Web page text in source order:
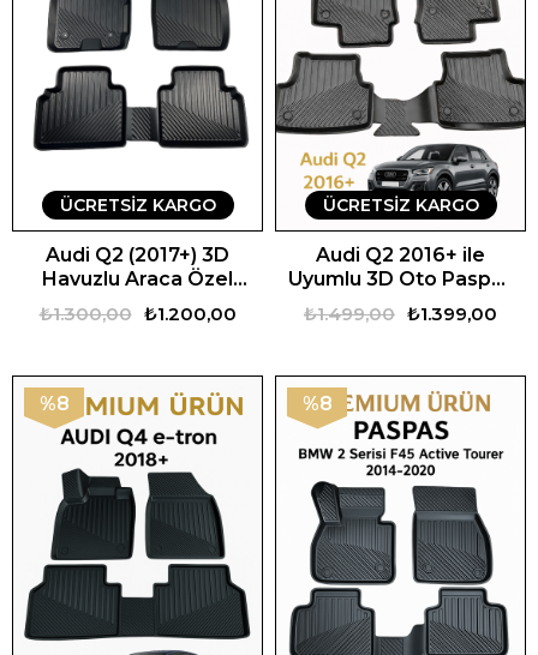
Audi Q2 (2017+) 3D
Havuzlu Araca Özel
Oto Paspas₺1.200,00
₺1.300,00
ÜCRETSIZ KARGO
Audi Q2 2016+ ile
Uyumlu 3D Oto Paspas
Premium₺1.399,00
₺1.499,00
ÜCRETSIZ KARGO
%8 %8